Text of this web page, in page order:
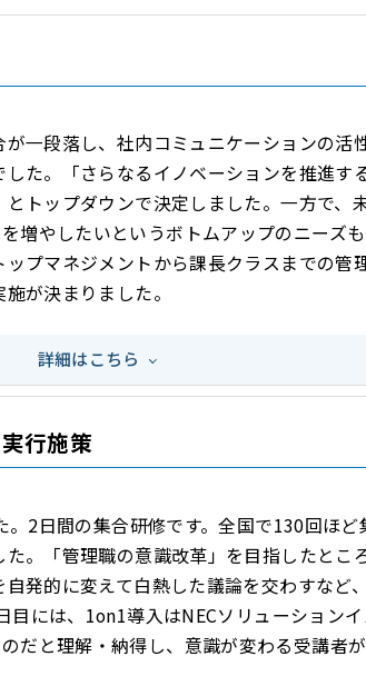
一段落し、社内コミュニケーションの活
た。「さらなるイノベーションを推進す
トップダウンで決定しました。一方で、
増やしたいというボトムアップのニーズ
プマネジメントから課長クラスまでの管
が決まりました。
詳細はこちら
行施策
2日間の集合研修です。全国で130回ほど
。「管理職の意識改革」を目指したとこ
発的に変えて白熱した議論を交わすなど
目には、1on1導入はNECソリューション
だと理解・納得し、意識が変わる受講者